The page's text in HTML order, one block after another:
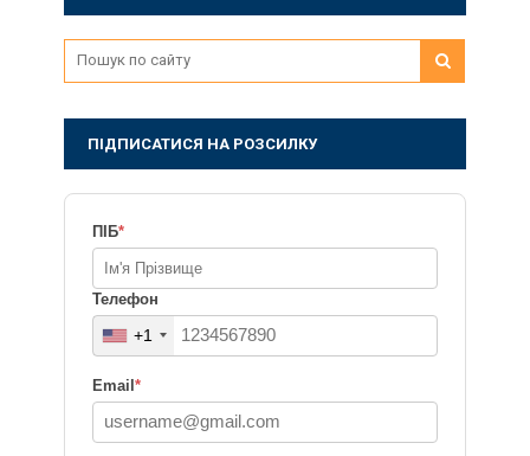
ПІДПИСАТИСЯ НА РОЗСИЛКУ
ПІБ*
Телефон
+1
Email*